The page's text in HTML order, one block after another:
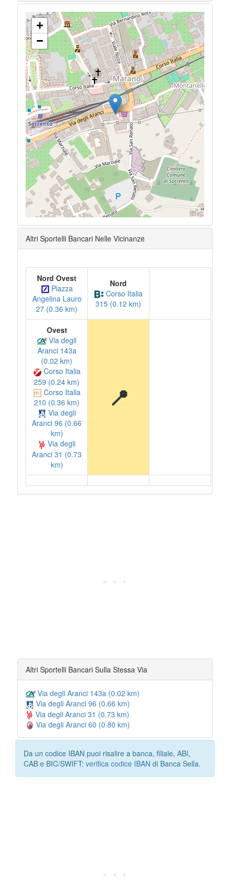
+
−
Altri Sportelli Bancari Nelle Vicinanze
Nord Ovest
Piazza
Angelina Lauro
27 (0.36 km)
Nord
Corso Italia
315 (0.12 km)
Ovest
Via degli
Aranci 143a
(0.02 km)
Corso Italia
259 (0.24 km)
Corso Italia
210 (0.36 km)
Via degli
Aranci 96 (0.66
km)
Via degli
Aranci 31 (0.73
km)
📍
Altri Sportelli Bancari Sulla Stessa Via
Via degli Aranci 143a (0.02 km)
Via degli Aranci 96 (0.66 km)
Via degli Aranci 31 (0.73 km)
Via degli Aranci 60 (0.80 km)
Da un codice IBAN puoi risalire a banca, filiale, ABI,
CAB e BIC/SWIFT: verifica codice IBAN di Banca Sella.